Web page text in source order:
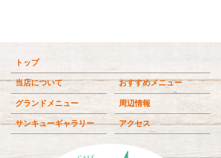
2025年9月(3)
2025年8月(4)
(4)
2025年6月(3)
2025年4月
(2)
トップ
当店について おすすめメニュー
グランドメニュー 周辺情報
サンキューギャラリー アクセス